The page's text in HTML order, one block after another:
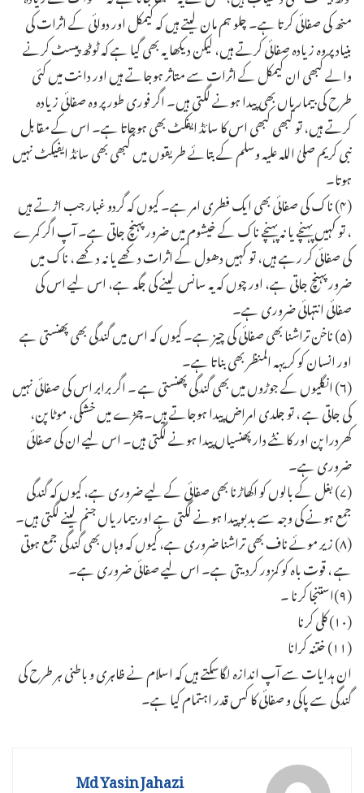
منھ کی صفائی کرتا ہے۔ چلو ہم مان لیتے ہیں کہ کیمکل اور دوائی کے اثرات کی
بنیاد پر وہ زیادہ صفائی کرتے ہیں، لیکن دیکھا یہ بھی گیا ہے کہ ٹوٹھ پیسٹ کرنے
والے کبھی ان کیمکل کے اثرات سے متاثر ہوجاتے ہیں اور دانت میں کئی
طرح کی بیماریاں بھی پیدا ہونے لگتی ہیں۔ اگر فوری طور پر وہ صفائی زیادہ
کرتے ہیں، تو کبھی کبھی اس کا سائڈ ایفکٹ بھی ہوجاتا ہے۔ اس کے مقابل
نبی کریم صلیٰ اللہ علیہ وسلم کے بتائے طریقوں میں کبھی بھی سائڈ ایفیکٹ نہیں
ہوتا۔
(۴) ناک کی صفائی بھی ایک فطری امر ہے۔ کیوں کہ گردو غبار جب اڑتے ہیں
، تو کہیں پہنچے یا نہ پہنچے ناک کے خیشوم میں ضرور پہنچ جاتی ہے۔ آپ اگر کمرے
کی صفائی کر رہے ہیں، تو کہیں دھول کے اثرات دکھے یا نہ دکھے ، ناک میں
ضرور پہنچ جاتی ہے، اور چوں کہ یہ سانس لینے کی جگہ ہے، اس لیے اس کی
صفائی انتہائی ضروری ہے۔
(۵) ناخن تراشنا بھی صفائی کی چیز ہے۔ کیوں کہ اس میں گندگی بھی پھنستی ہے
اور انسان کو کریہہ المنظر بھی بناتا ہے۔
(۶) انگلیوں کے جوڑوں میں بھی گندگی پھنستی ہے ۔ اگر برابر اس کی صفائی نہیں
کی جاتی ہے ، تو جلدی امراض پیدا ہوجاتے ہیں۔چمڑے میں خشکی، موٹا پن،
کھردرا پن اور کانٹے دار پھنسیاں پیدا ہونے لگتی ہیں۔ اس لیے ان کی صفائی
ضروری ہے۔
(۷) بغل کے بالوں کو اکھاڑنا بھی صفائی کے لیے ضروری ہے، کیوں کہ گندگی
جمع ہونے کی وجہ سے بدبو پیدا ہونے لگتی ہے اور بیماریاں جنم لینے لگتی ہیں۔
(۸) زیر موئے ناف بھی تراشنا ضروری ہے، کیوں کہ وہاں بھی گندگی جمع ہوتی
ہے ، قوت باہ کو کمزور کردیتی ہے۔ اس لیے صفائی ضروری ہے۔
(۹)استنجا کرنا ۔
(۱۰) کلی کرنا
(۱۱) ختنہ کرانا
ان ہدایات سے آپ اندازہ لگاسکتے ہیں کہ اسلام نے ظاہری و باطنی ہر طرح کی
گندگی سے پاکی و صفائی کا کس قدر اہتمام کیا ہے۔
Md Yasin Jahazi